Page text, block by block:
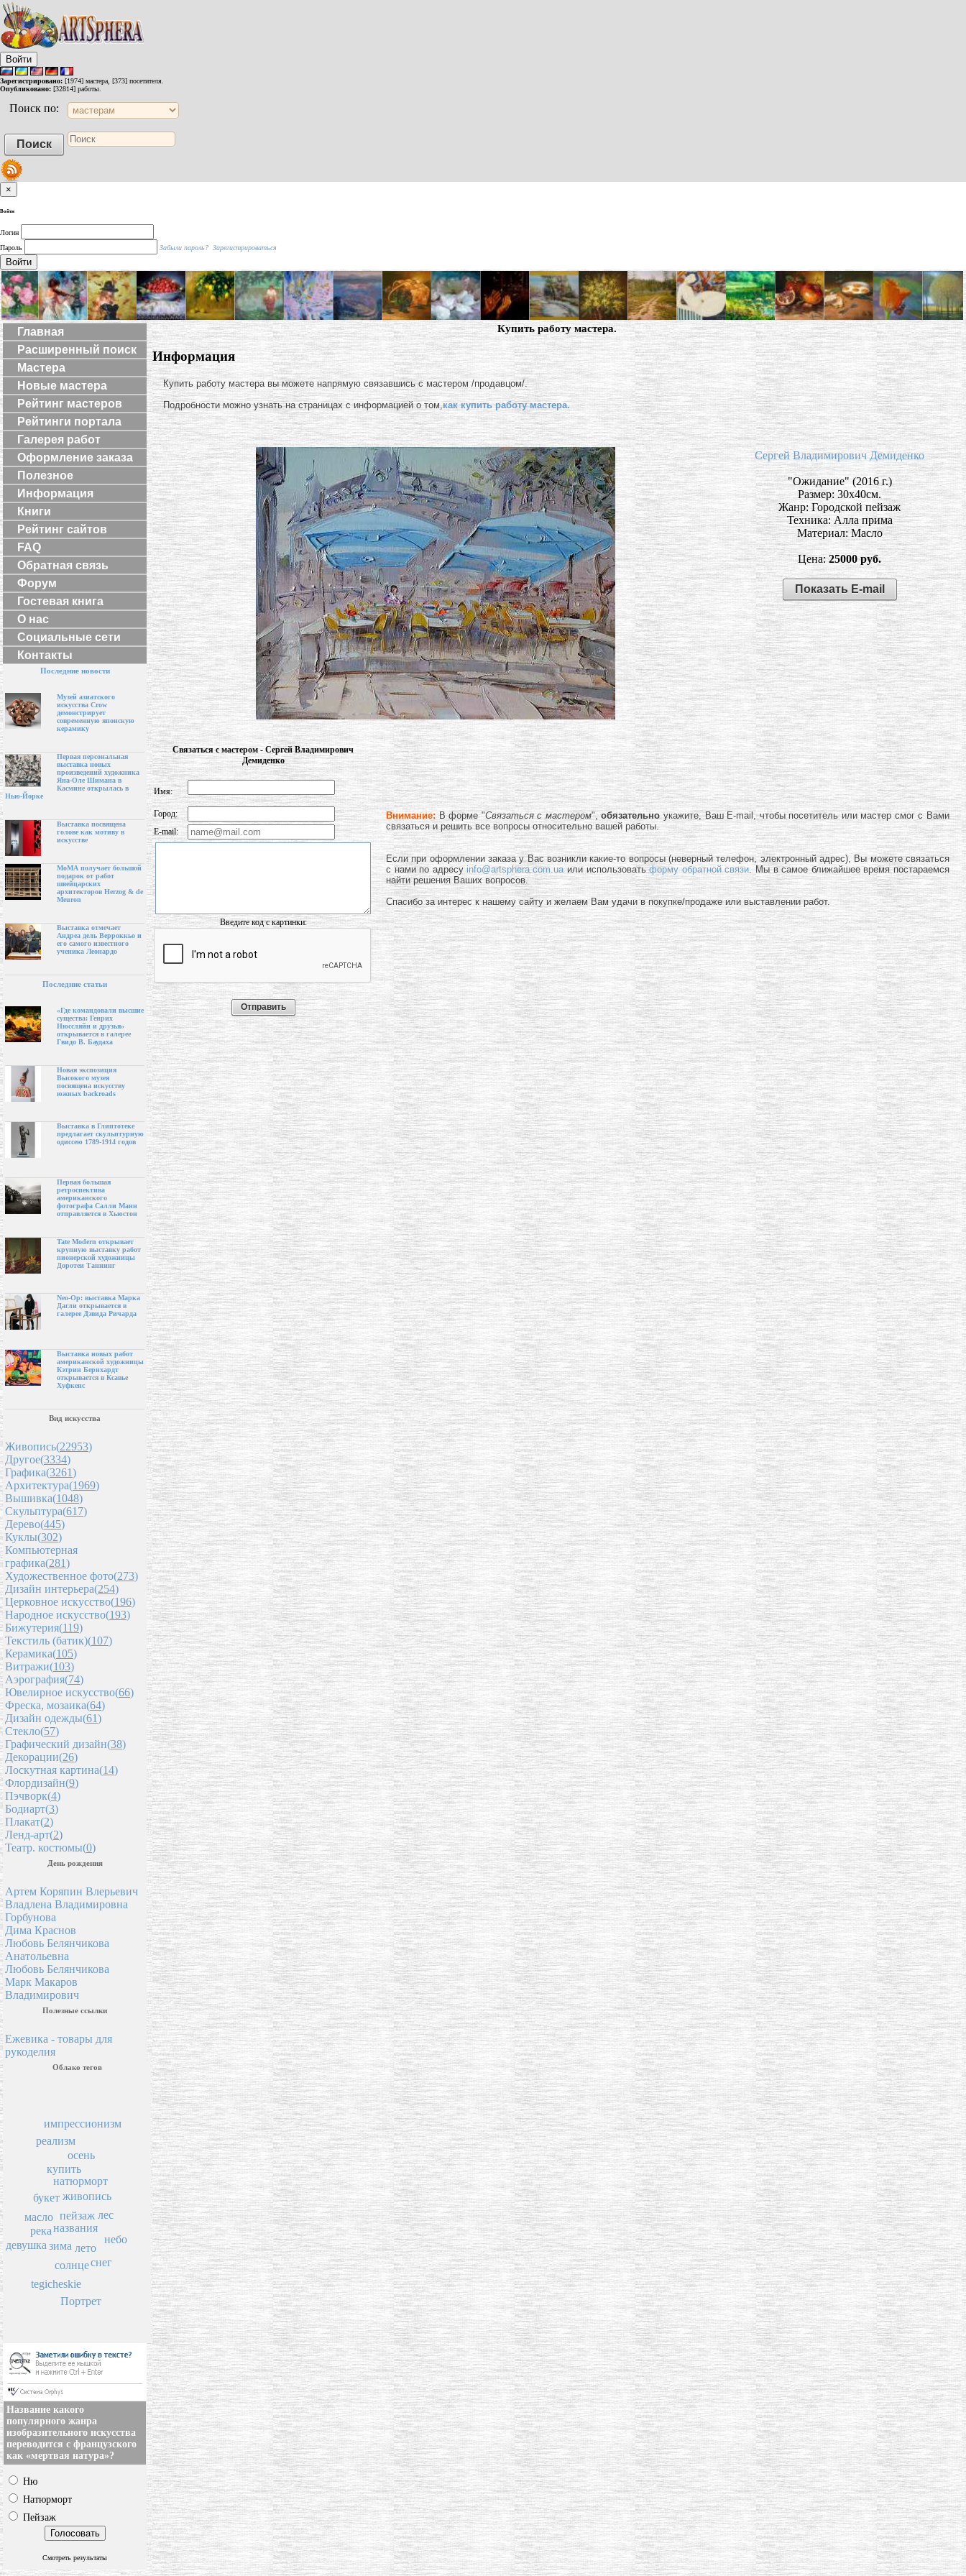
Войти
Зарегистрировано: [1974] мастера, [373] посетителя.
Опубликовано: [32814] работы.
Поиск по:
×
Войти
Логин
Пароль
Забыли пароль? Зарегистрироваться
Войти
Главная
Расширенный поиск
Мастера
Новые мастера
Рейтинг мастеров
Рейтинги портала
Галерея работ
Оформление заказа
Полезное
Информация
Книги
Рейтинг сайтов
FAQ
Обратная связь
Форум
Гостевая книга
О нас
Социальные сети
Контакты
Последние новости
Музей азиатского
искусства Crow
демонстрирует
современную японскую
керамику
Первая персональная
выставка новых
произведений художника
Яна-Оле Шимана в
Касмине открылась в
Нью-Йорке
Выставка посвящена
голове как мотиву в
искусстве
МоМА получает большой
подарок от работ
швейцарских
архитекторов Herzog & de
Meuron
Выставка отмечает
Андреа дель Верроккьо и
его самого известного
ученика Леонардо
Последние статьи
«Где командовали высшие
существа: Генрих
Нюссляйн и друзья»
открывается в галерее
Гвидо В. Баудаха
Новая экспозиция
Высокого музея
посвящена искусству
южных backroads
Выставка в Глиптотеке
предлагает скульптурную
одиссею 1789-1914 годов
Первая большая
ретроспектива
американского
фотографа Салли Манн
отправляется в Хьюстон
Tate Modern открывает
крупную выставку работ
пионерской художницы
Доротеи Таннинг
Neo-Op: выставка Марка
Дагли открывается в
галерее Дэвида Ричарда
Выставка новых работ
американской художницы
Кэтрин Бернхардт
открывается в Ксавье
Хуфкенс
Вид искусства
Живопись(22953)
Другое(3334)
Графика(3261)
Архитектура(1969)
Вышивка(1048)
Скульптура(617)
Дерево(445)
Куклы(302)
Компьютерная
графика(281)
Художественное фото(273)
Дизайн интерьера(254)
Церковное искусство(196)
Народное искусство(193)
Бижутерия(119)
Текстиль (батик)(107)
Керамика(105)
Витражи(103)
Аэрография(74)
Ювелирное искусство(66)
Фреска, мозаика(64)
Дизайн одежды(61)
Стекло(57)
Графический дизайн(38)
Декорации(26)
Лоскутная картина(14)
Флордизайн(9)
Пэчворк(4)
Бодиарт(3)
Плакат(2)
Ленд-арт(2)
Театр. костюмы(0)
День рождения
Артем Коряпин Влерьевич
Владлена Владимировна
Горбунова
Дима Краснов
Любовь Белянчикова
Анатольевна
Любовь Белянчикова
Марк Макаров
Владимирович
Полезные ссылки
Ежевика - товары для
рукоделия
Облако тегов
пейзаж
названия
живопись
лето
натюрморт
купить
солнце
лес
зима
осень
букет
масло
река
снег
tegicheskie
реализм
небо
импрессионизм
Портрет
девушка
Название какого
популярного жанра
изобразительного искусства
переводится с французского
как «мертвая натура»?
Ню
Натюрморт
Пейзаж
Смотреть результаты
Купить работу мастера.
Информация
Купить работу мастера вы можете напрямую связавшись с мастером /продавцом/.
Подробности можно узнать на страницах с информацией о том,как купить работу мастера.
Сергей Владимирович Демиденко
"Ожидание" (2016 г.)
Размер: 30х40см.
Жанр: Городской пейзаж
Техника: Алла прима
Материал: Масло
Цена:25000 руб.
Показать E-mail
Связаться с мастером - Сергей Владимирович
Демиденко
Внимание: В форме "Связаться с мастером",обязательноукажите, Ваш E-mail, чтобы посетитель или мастер смог с Вами
связаться и решить все вопросы относительно вашей работы.
Если при оформлении заказа у Вас возникли какие-то вопросы (неверный телефон, электронный адрес), Вы можете связаться
с нами по адресуinfo@artsphera.com.uaили использоватьформу обратной связи . Мы в самое ближайшее время постараемся
найти решения Ваших вопросов.
Спасибо за интерес к нашему сайту и желаем Вам удачи в покупке/продаже или выставлении работ.
Имя:
Город:
E-mail:
Введите код с картинки: